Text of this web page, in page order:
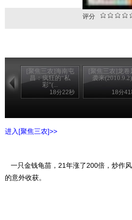
评分
[聚焦三农]海南屯
昌：疯狂的“私
彩”(...
18分22秒
[聚焦三农]龙卷
袭来(2010.9.2)
18分
进入[聚焦三农]>>
一只金钱龟苗，21年涨了200倍，炒作
的意外收获。